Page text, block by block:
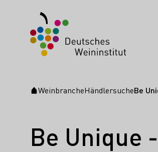
Startseite
WeinbrancheHändlersucheBe
Be Unique